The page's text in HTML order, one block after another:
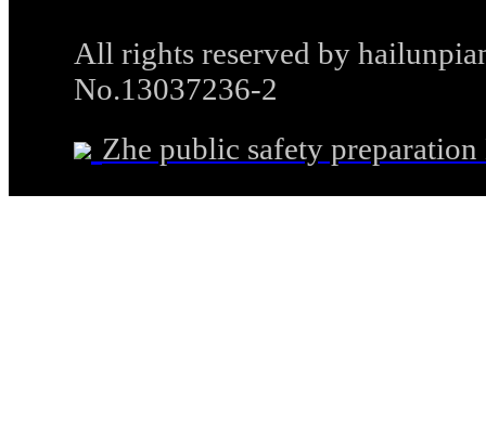
All rights reserved by
No.13037236-2
Zhe public safety